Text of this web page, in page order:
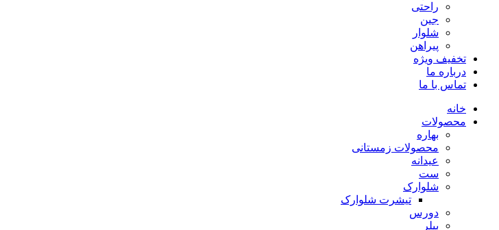
راحتی
جین
شلوار
پیراهن
تخفیف ویژه
درباره ما
تماس با ما
خانه
محصولات
بهاره
محصولات زمستانی
عیدانه
ست
شلوارک
تیشرت شلوارک
دورس
بیلر